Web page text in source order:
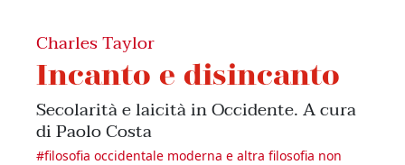
Charles Taylor
Incanto e disincanto
Secolarità e laicità in Occidente. A cura
di Paolo Costa
#filosofia occidentale moderna e altra filosofia non